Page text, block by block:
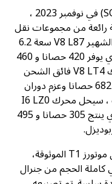
من المقرر أن يتم الإنتاج المنتظم (SORP) في نوفمبر 2023 ،
إسكاليد 2024 مجموعة رائعة من مجموعات نقل
الحركة. يمكنك أن تتوقع محرك البنزين الشهير V8 L87 سعة 6.2
لتر الذي يعمل بالسحب الطبيعي ، والذي يوفر 420 حصانا و 460
رطلا من عزم الدوران. كما سيتوفر محرك V8 LT4 فائق الشحن
سعة 6.2 لتر ، مما يولد قوة مبهجة تبلغ 682 حصانا وعزم دوران
يبلغ 653 رطلا للقدم. بالإضافة إلى ذلك ، سيحل محرك I6 LZ0
دوراماكس سعة 3.0 لتر المحدث ، والذي ينتج 305 حصانا و 495
تم بناء إسكاليد 2024 على منصة جنرال موتورز T1 الموثوقة،
كاملة الحجم من جنرال